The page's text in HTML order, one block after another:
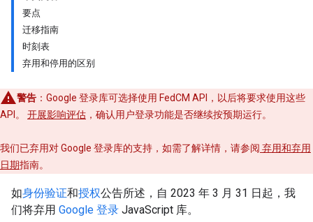
要点
迁移指南
时刻表
弃用和停用的区别
警告 ：Google 登录库可选择使用 FedCM API，以后将要求使用这些
API。 开展影响评估 ，确认用户登录功能是否继续按预期运行。
我们已弃用对 Google 登录库的支持，如需了解详情，请参阅 弃用和弃用
日期指南。
如身份验证和授权公告所述，自 2023 年 3 月 31 日起，我
们将弃用 Google 登录 JavaScript 库。